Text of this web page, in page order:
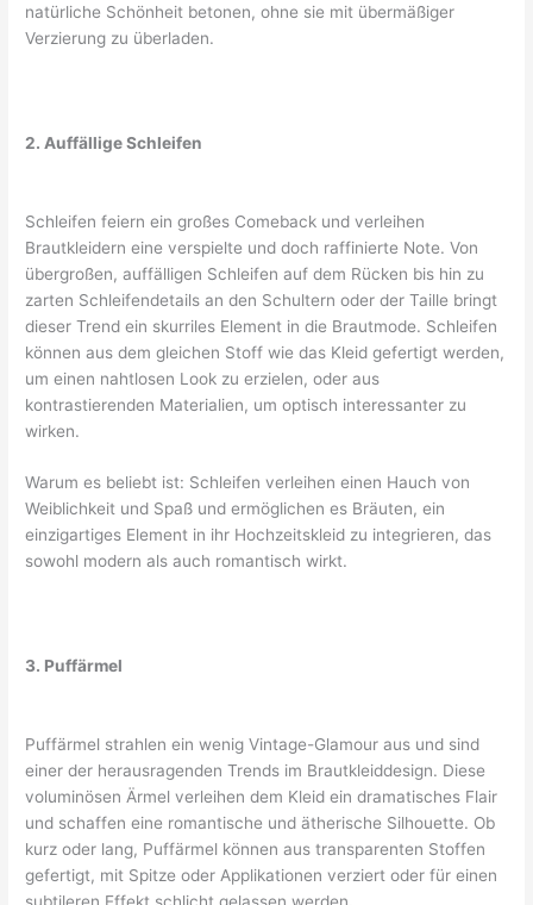
natürliche Schönheit betonen, ohne sie mit übermäßiger
Verzierung zu überladen.
2. Auffällige Schleifen
Schleifen feiern ein großes Comeback und verleihen
Brautkleidern eine verspielte und doch raffinierte Note. Von
übergroßen, auffälligen Schleifen auf dem Rücken bis hin zu
zarten Schleifendetails an den Schultern oder der Taille bringt
dieser Trend ein skurriles Element in die Brautmode. Schleifen
können aus dem gleichen Stoff wie das Kleid gefertigt werden,
um einen nahtlosen Look zu erzielen, oder aus
kontrastierenden Materialien, um optisch interessanter zu
wirken.
Warum es beliebt ist: Schleifen verleihen einen Hauch von
Weiblichkeit und Spaß und ermöglichen es Bräuten, ein
einzigartiges Element in ihr Hochzeitskleid zu integrieren, das
sowohl modern als auch romantisch wirkt.
3. Puffärmel
Puffärmel strahlen ein wenig Vintage-Glamour aus und sind
einer der herausragenden Trends im Brautkleiddesign. Diese
voluminösen Ärmel verleihen dem Kleid ein dramatisches Flair
und schaffen eine romantische und ätherische Silhouette. Ob
kurz oder lang, Puffärmel können aus transparenten Stoffen
gefertigt, mit Spitze oder Applikationen verziert oder für einen